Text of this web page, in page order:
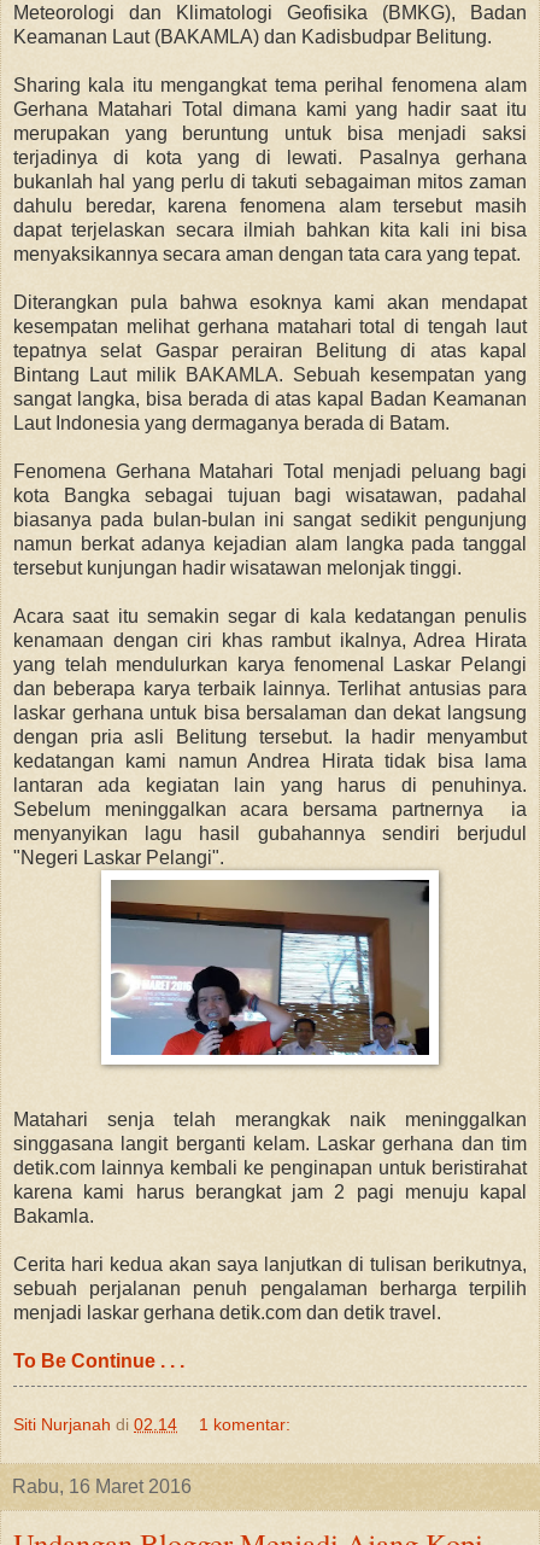
Meteorologi dan Klimatologi Geofisika (BMKG), Badan
Keamanan Laut (BAKAMLA) dan Kadisbudpar Belitung.
Sharing kala itu mengangkat tema perihal fenomena alam
Gerhana Matahari Total dimana kami yang hadir saat itu
merupakan yang beruntung untuk bisa menjadi saksi
terjadinya di kota yang di lewati. Pasalnya gerhana
bukanlah hal yang perlu di takuti sebagaiman mitos zaman
dahulu beredar, karena fenomena alam tersebut masih
dapat terjelaskan secara ilmiah bahkan kita kali ini bisa
menyaksikannya secara aman dengan tata cara yang tepat.
Diterangkan pula bahwa esoknya kami akan mendapat
kesempatan melihat gerhana matahari total di tengah laut
tepatnya selat Gaspar perairan Belitung di atas kapal
Bintang Laut milik BAKAMLA. Sebuah kesempatan yang
sangat langka, bisa berada di atas kapal Badan Keamanan
Laut Indonesia yang dermaganya berada di Batam.
Fenomena Gerhana Matahari Total menjadi peluang bagi
kota Bangka sebagai tujuan bagi wisatawan, padahal
biasanya pada bulan-bulan ini sangat sedikit pengunjung
namun berkat adanya kejadian alam langka pada tanggal
tersebut kunjungan hadir wisatawan melonjak tinggi.
Acara saat itu semakin segar di kala kedatangan penulis
kenamaan dengan ciri khas rambut ikalnya, Adrea Hirata
yang telah mendulurkan karya fenomenal Laskar Pelangi
dan beberapa karya terbaik lainnya. Terlihat antusias para
laskar gerhana untuk bisa bersalaman dan dekat langsung
dengan pria asli Belitung tersebut. Ia hadir menyambut
kedatangan kami namun Andrea Hirata tidak bisa lama
lantaran ada kegiatan lain yang harus di penuhinya.
Sebelum meninggalkan acara bersama partnernya ia
menyanyikan lagu hasil gubahannya sendiri berjudul
"Negeri Laskar Pelangi".
Matahari senja telah merangkak naik meninggalkan
singgasana langit berganti kelam. Laskar gerhana dan tim
detik.com lainnya kembali ke penginapan untuk beristirahat
karena kami harus berangkat jam 2 pagi menuju kapal
Bakamla.
Cerita hari kedua akan saya lanjutkan di tulisan berikutnya,
sebuah perjalanan penuh pengalaman berharga terpilih
menjadi laskar gerhana detik.com dan detik travel.
To Be Continue . . .
Siti Nurjanah di 02.14 1 komentar:
Rabu, 16 Maret 2016